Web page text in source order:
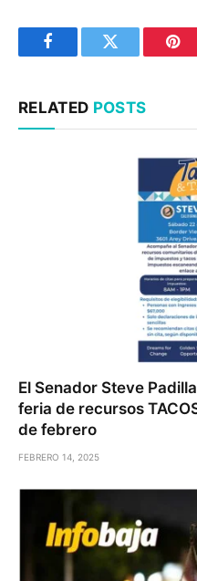
FacebookTwitter
RELATED POSTS
El Senador Steve
feria de recursos
de febrero
FEBRERO 14, 2025